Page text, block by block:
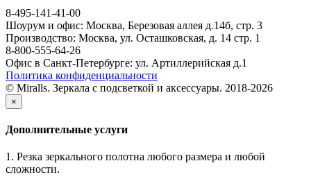
8-495-141-41-00
Шоурум и офис: Москва, Березовая аллея д.14б, стр. 3
Производство: Москва, ул. Осташковская, д. 14 стр. 1
8-800-555-64-26
Офис в Санкт-Петербурге: ул. Артиллерийская д.1
Политика конфиденциальности
© Miralls. Зеркала с подсветкой и аксессуары. 2018-2026
×
Дополнительные услуги
1. Резка зеркального полотна любого размера и любой
сложности.